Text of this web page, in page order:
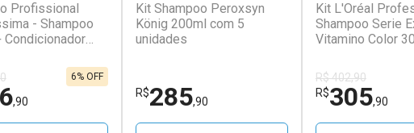
Profissional
- Shampoo
Condicionador
,90
6% OFF
Kit Shampoo Peroxsyn
König 200ml com 5
unidades
R$285,90
Kit L'Oréal
Shampoo Serie
Vitamino Color
Cor 250g + Óleo
Absolut Repair
Quinoa 30ml Kit
R$ 402,90
R$305,90